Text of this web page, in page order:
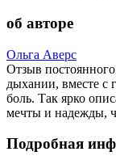
об авторе
Ольга Аверс
Отзыв
дыхании, вместе с
боль. Так ярко
мечты и надежды,
Подробная